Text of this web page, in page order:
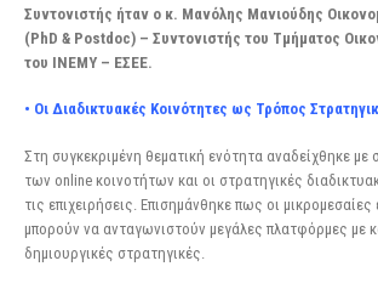
Συντονιστής ήταν ο κ. Μανόλης Μανιούδης
(PhD & Postdoc) – Συντονιστής του Τμήματος
του ΙΝΕΜΥ – ΕΣΕΕ.
• Οι Διαδικτυακές Κοινότητες ως Τρόπος
Στη συγκεκριμένη θεματική ενότητα αναδείχθηκε με
των online κοινοτήτων και οι στρατηγικές
τις επιχειρήσεις. Επισημάνθηκε πως οι μικρομεσαίες
μπορούν να ανταγωνιστούν μεγάλες πλατφόρμες με
δημιουργικές στρατηγικές.